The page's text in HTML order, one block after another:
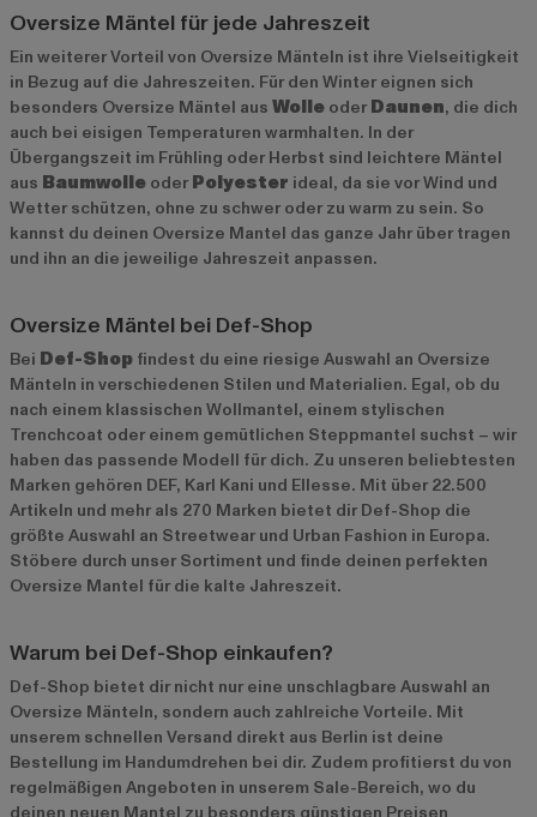
Oversize Mäntel für jede Jahreszeit
Ein weiterer Vorteil von Oversize Mänteln ist ihre Vielseitigkeit
in Bezug auf die Jahreszeiten. Für den Winter eignen sich
besonders Oversize Mäntel aus Wolle oder Daunen, die dich
auch bei eisigen Temperaturen warmhalten. In der
Übergangszeit im Frühling oder Herbst sind leichtere Mäntel
aus Baumwolle oder Polyester ideal, da sie vor Wind und
Wetter schützen, ohne zu schwer oder zu warm zu sein. So
kannst du deinen Oversize Mantel das ganze Jahr über tragen
und ihn an die jeweilige Jahreszeit anpassen.
Oversize Mäntel bei Def-Shop
Bei Def-Shop findest du eine riesige Auswahl an Oversize
Mänteln in verschiedenen Stilen und Materialien. Egal, ob du
nach einem klassischen Wollmantel, einem stylischen
Trenchcoat oder einem gemütlichen Steppmantel suchst – wir
haben das passende Modell für dich. Zu unseren beliebtesten
Marken gehören DEF, Karl Kani und Ellesse. Mit über 22.500
Artikeln und mehr als 270 Marken bietet dir Def-Shop die
größte Auswahl an Streetwear und Urban Fashion in Europa.
Stöbere durch unser Sortiment und finde deinen perfekten
Oversize Mantel für die kalte Jahreszeit.
Warum bei Def-Shop einkaufen?
Def-Shop bietet dir nicht nur eine unschlagbare Auswahl an
Oversize Mänteln, sondern auch zahlreiche Vorteile. Mit
unserem schnellen Versand direkt aus Berlin ist deine
Bestellung im Handumdrehen bei dir. Zudem profitierst du von
regelmäßigen Angeboten in unserem Sale-Bereich, wo du
deinen neuen Mantel zu besonders günstigen Preisen